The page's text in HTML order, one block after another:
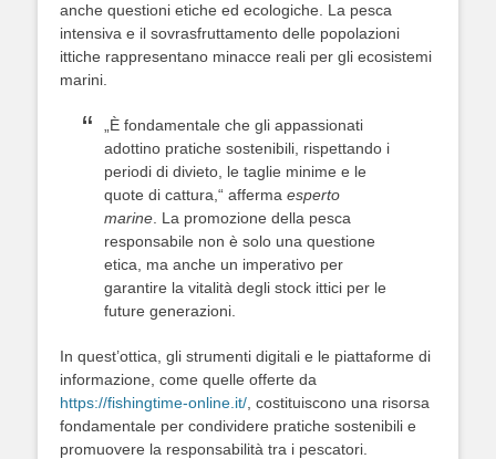
anche questioni etiche ed ecologiche. La pesca
intensiva e il sovrasfruttamento delle popolazioni
ittiche rappresentano minacce reali per gli ecosistemi
marini.
„È fondamentale che gli appassionati
adottino pratiche sostenibili, rispettando i
periodi di divieto, le taglie minime e le
quote di cattura,“ afferma esperto
marine . La promozione della pesca
responsabile non è solo una questione
etica, ma anche un imperativo per
garantire la vitalità degli stock ittici per le
future generazioni.
In quest’ottica, gli strumenti digitali e le piattaforme di
informazione, come quelle offerte da
https://fishingtime-online.it/ , costituiscono una risorsa
fondamentale per condividere pratiche sostenibili e
promuovere la responsabilità tra i pescatori.